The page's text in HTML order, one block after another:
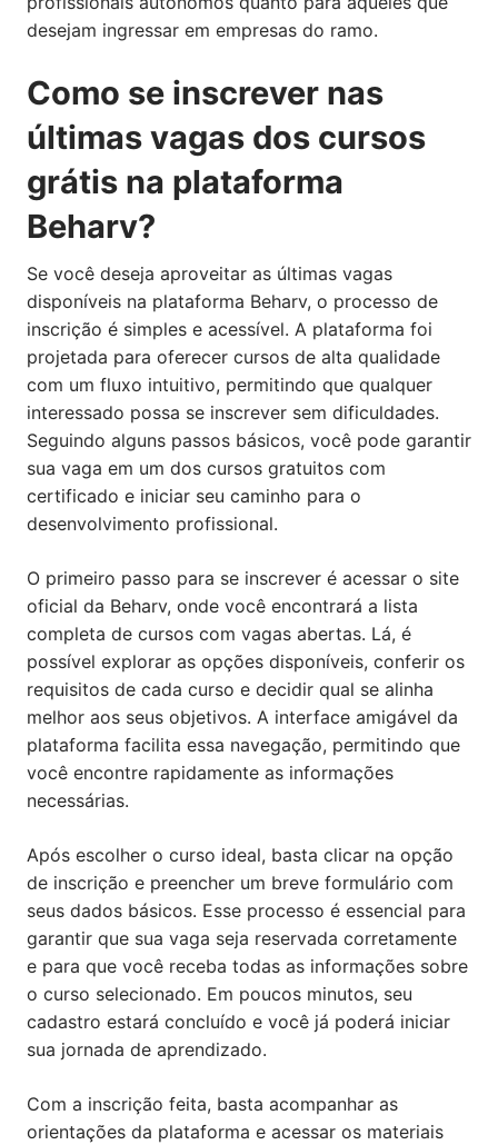
desejam ingressar em empresas do ramo.
Como se inscrever nas
últimas vagas dos cursos
grátis na plataforma
Beharv?
Se você deseja aproveitar as últimas vagas
disponíveis na plataforma Beharv, o processo de
inscrição é simples e acessível. A plataforma foi
projetada para oferecer cursos de alta qualidade
com um fluxo intuitivo, permitindo que qualquer
interessado possa se inscrever sem dificuldades.
Seguindo alguns passos básicos, você pode garantir
sua vaga em um dos cursos gratuitos com
certificado e iniciar seu caminho para o
desenvolvimento profissional.
O primeiro passo para se inscrever é acessar o site
oficial da Beharv, onde você encontrará a lista
completa de cursos com vagas abertas. Lá, é
possível explorar as opções disponíveis, conferir os
requisitos de cada curso e decidir qual se alinha
melhor aos seus objetivos. A interface amigável da
plataforma facilita essa navegação, permitindo que
você encontre rapidamente as informações
necessárias.
Após escolher o curso ideal, basta clicar na opção
de inscrição e preencher um breve formulário com
seus dados básicos. Esse processo é essencial para
garantir que sua vaga seja reservada corretamente
e para que você receba todas as informações sobre
o curso selecionado. Em poucos minutos, seu
cadastro estará concluído e você já poderá iniciar
sua jornada de aprendizado.
Com a inscrição feita, basta acompanhar as
orientações da plataforma e acessar os materiais